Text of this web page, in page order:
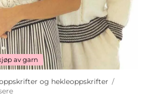
av garn
og hekleoppskrifter /